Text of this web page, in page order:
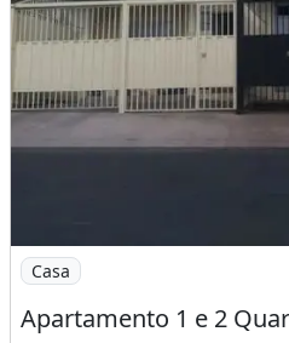
Imagem: Apartamento 1 e 2
Casa
Apartamento 1 e 2